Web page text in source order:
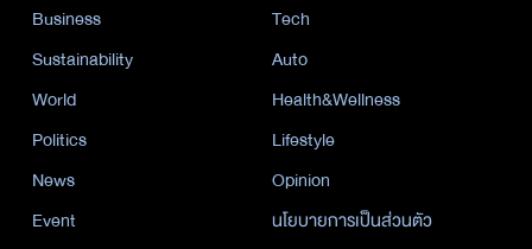
Business
Tech
Sustainability
Auto
World
Health&Wellness
Politics
Lifestyle
News
Opinion
Event
นโยบายการเป็นส่วนตัว